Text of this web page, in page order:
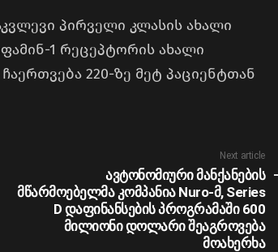
პირველი კლასის ახალი
1 რეცეპტორის ახალი
220-ზე მეტ პაციენტთან
Next article
ავტონომიური მანქანების
მწარმოებელმა კომპანია Nuro-მ, Series
D დაფინანსების პროგრამაში 600
მილიონი დოლარი შეაგროვება
მოახერხა